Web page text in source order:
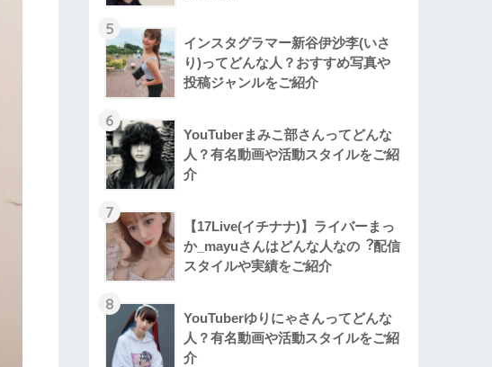
5
インスタグラマー新谷伊沙李(いさ
り)ってどんな⼈？おすすめ写真や
投稿ジャンルをご紹介
6
YouTuberまみこ部さんってどんな
⼈？有名動画や活動スタイルをご紹
介
7
【17Live(イチナナ)】ライバーまっ
か_mayuさんはどんな人なの︖配信
スタイルや実績をご紹介
8
YouTuberゆりにゃさんってどんな
⼈？有名動画や活動スタイルをご紹
介